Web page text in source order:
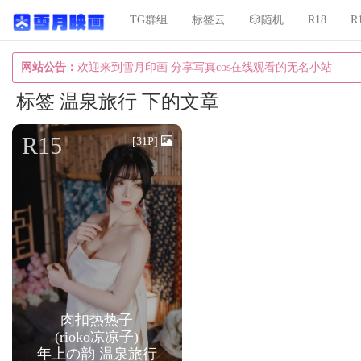
网站公告： 欢迎来到雪月印画 分享写真cos在线观看的无名小站
TG群组 标签云 🎲随机 R18
标签 温泉旅行 下的文章
肉扣热热子
(rioko凉凉子)
年上の韵 温泉旅行
R15 [31P]